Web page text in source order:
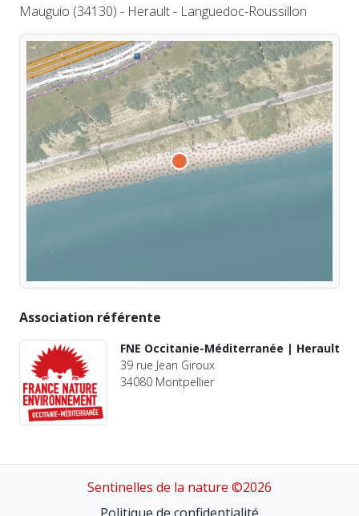
Mauguio (34130) - Herault - Languedoc-Roussillon
Association référente
FNE Occitanie-Méditerranée | Herault
39 rue Jean Giroux
34080 Montpellier
Sentinelles de la nature ©2026